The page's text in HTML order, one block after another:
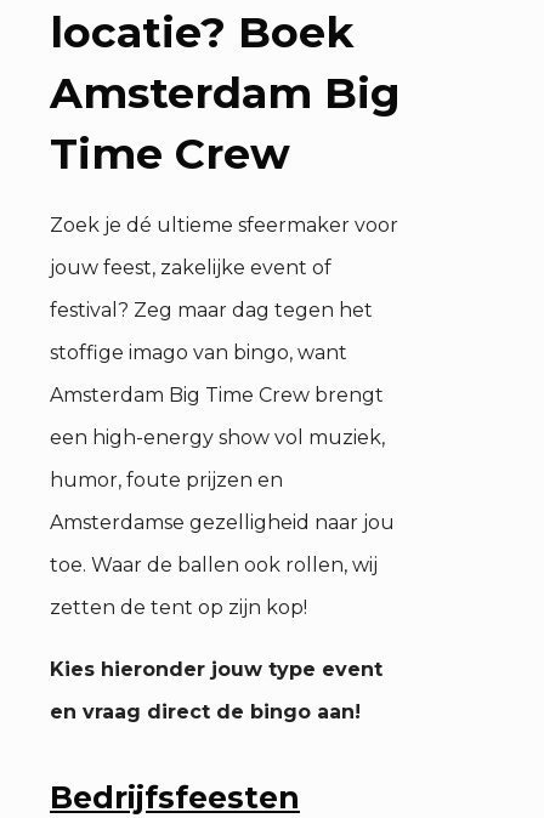
locatie? Boek
Amsterdam Big
Time Crew
Zoek je dé ultieme sfeermaker voor
jouw feest, zakelijke event of
festival? Zeg maar dag tegen het
stoffige imago van bingo, want
Amsterdam Big Time Crew brengt
een high-energy show vol muziek,
humor, foute prijzen en
Amsterdamse gezelligheid naar jou
toe. Waar de ballen ook rollen, wij
zetten de tent op zijn kop!
Kies hieronder jouw type event
en vraag direct de bingo aan!
Bedrijfsfeesten